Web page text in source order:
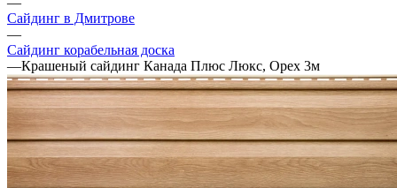
Сайдинг в Дмитрове
—
Сайдинг корабельная доска
—Крашеный сайдинг Канада Плюс Люкс, Орех 3м